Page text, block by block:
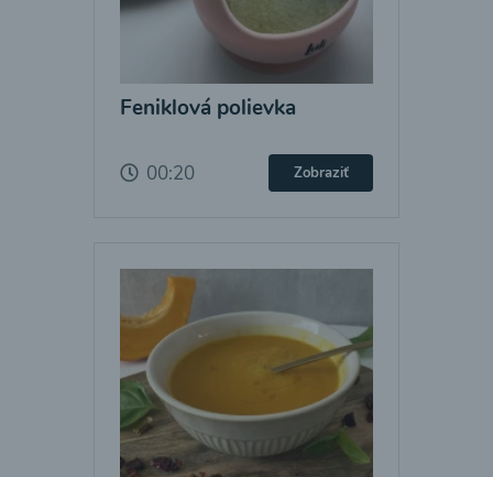
Feniklová polievka
00:20 Zobraziť